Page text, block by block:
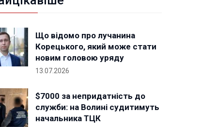
Що відомо про лучанина
Корецького, який може стати
новим головою уряду
13.07.2026
$7000 за непридатність до
служби: на Волині судитимуть
начальника ТЦК